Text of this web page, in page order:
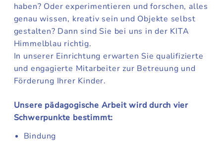
haben? Oder experimentieren und forschen, alles
genau wissen, kreativ sein und Objekte selbst
gestalten? Dann sind Sie bei uns in der KITA
Himmelblau richtig.
In unserer Einrichtung erwarten Sie qualifizierte
und engagierte Mitarbeiter zur Betreuung und
Förderung Ihrer Kinder.
Unsere pädagogische Arbeit wird durch vier
Schwerpunkte bestimmt:
Bindung